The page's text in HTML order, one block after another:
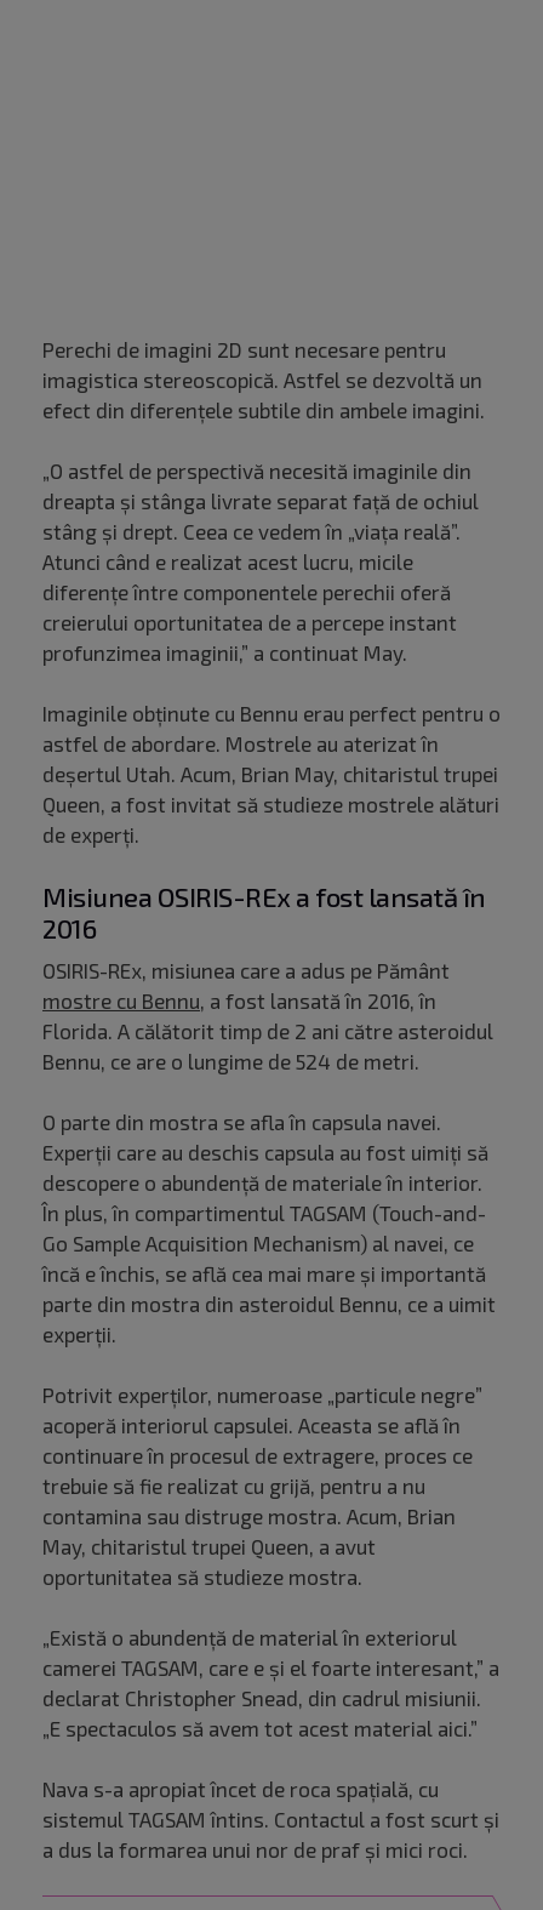
Perechi de imagini 2D sunt necesare pentru
imagistica stereoscopică. Astfel se dezvoltă un
efect din diferențele subtile din ambele imagini.
„O astfel de perspectivă necesită imaginile din
dreapta și stânga livrate separat față de ochiul
stâng și drept. Ceea ce vedem în „viața reală”.
Atunci când e realizat acest lucru, micile
diferențe între componentele perechii oferă
creierului oportunitatea de a percepe instant
profunzimea imaginii,” a continuat May.
Imaginile obținute cu Bennu erau perfect pentru o
astfel de abordare. Mostrele au aterizat în
deșertul Utah. Acum, Brian May, chitaristul trupei
Queen, a fost invitat să studieze mostrele alături
de experți.
Misiunea OSIRIS-REx a fost lansată în
2016
OSIRIS-REx, misiunea care a adus pe Pământ
mostre cu Bennu, a fost lansată în 2016, în
Florida. A călătorit timp de 2 ani către asteroidul
Bennu, ce are o lungime de 524 de metri.
O parte din mostra se afla în capsula navei.
Experții care au deschis capsula au fost uimiți să
descopere o abundență de materiale în interior.
În plus, în compartimentul TAGSAM (Touch-and-
Go Sample Acquisition Mechanism) al navei, ce
încă e închis, se află cea mai mare și importantă
parte din mostra din asteroidul Bennu, ce a uimit
experții.
Potrivit experților, numeroase „particule negre”
acoperă interiorul capsulei. Aceasta se află în
continuare în procesul de extragere, proces ce
trebuie să fie realizat cu grijă, pentru a nu
contamina sau distruge mostra. Acum, Brian
May, chitaristul trupei Queen, a avut
oportunitatea să studieze mostra.
„Există o abundență de material în exteriorul
camerei TAGSAM, care e și el foarte interesant,” a
declarat Christopher Snead, din cadrul misiunii.
„E spectaculos să avem tot acest material aici.”
Nava s-a apropiat încet de roca spațială, cu
sistemul TAGSAM întins. Contactul a fost scurt și
a dus la formarea unui nor de praf și mici roci.